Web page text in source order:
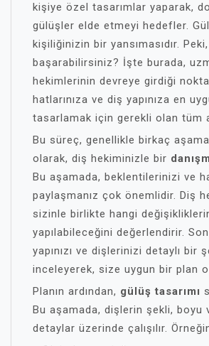
kişiye özel tasarımlar yaparak,
gülüşler elde etmeyi hedefler.
kişiliğinizin bir yansımasıdır.
başarabilirsiniz? İşte burada,
hekimlerinin devreye girdiği
hatlarınıza ve diş yapınıza en
tasarlamak için gerekli olan tüm
Bu süreç, genellikle birkaç
olarak, diş hekiminizle bir
Bu aşamada, beklentilerinizi ve
paylaşmanız çok önemlidir. Diş
sizinle birlikte hangi
yapılabileceğini değerlendirir.
yapınızı ve dişlerinizi detaylı bir
inceleyerek, size uygun bir plan
Planın ardından, gülüş tasarımı
Bu aşamada, dişlerin şekli, boyu
detaylar üzerinde çalışılır.